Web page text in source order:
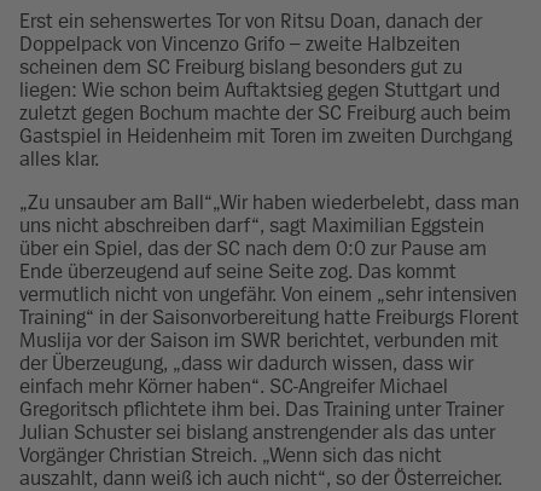
Erst ein sehenswertes Tor von Ritsu Doan, danach der
Doppelpack von Vincenzo Grifo – zweite Halbzeiten
scheinen dem SC Freiburg bislang besonders gut zu
liegen: Wie schon beim Auftaktsieg gegen Stuttgart und
zuletzt gegen Bochum machte der SC Freiburg auch beim
Gastspiel in Heidenheim mit Toren im zweiten Durchgang
alles klar.
„Zu unsauber am Ball“„Wir haben wiederbelebt, dass man
uns nicht abschreiben darf“, sagt Maximilian Eggstein
über ein Spiel, das der SC nach dem 0:0 zur Pause am
Ende überzeugend auf seine Seite zog. Das kommt
vermutlich nicht von ungefähr. Von einem „sehr intensiven
Training“ in der Saisonvorbereitung hatte Freiburgs Florent
Muslija vor der Saison im SWR berichtet, verbunden mit
der Überzeugung, „dass wir dadurch wissen, dass wir
einfach mehr Körner haben“. SC-Angreifer Michael
Gregoritsch pflichtete ihm bei. Das Training unter Trainer
Julian Schuster sei bislang anstrengender als das unter
Vorgänger Christian Streich. „Wenn sich das nicht
auszahlt, dann weiß ich auch nicht“, so der Österreicher.